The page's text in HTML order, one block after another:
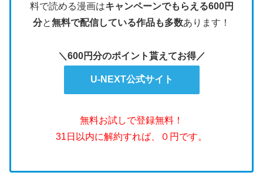
料で読める漫画はキャンペーンでもらえる600円
分と無料で配信している作品も多数あります！
＼600円分のポイント貰えてお得／
U-NEXT公式サイト
無料お試しで登録無料！
31日以内に解約すれば、０円です。